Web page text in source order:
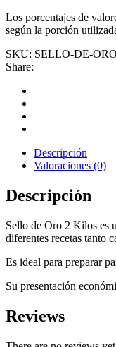
Los porcentajes de
según la porción
SKU: SELLO-DE-
Share:
Descripción
Valoraciones (0)
Descripción
Sello de Oro 2 Kilos es
diferentes recetas tanto
Es ideal para preparar
Su presentación
Reviews